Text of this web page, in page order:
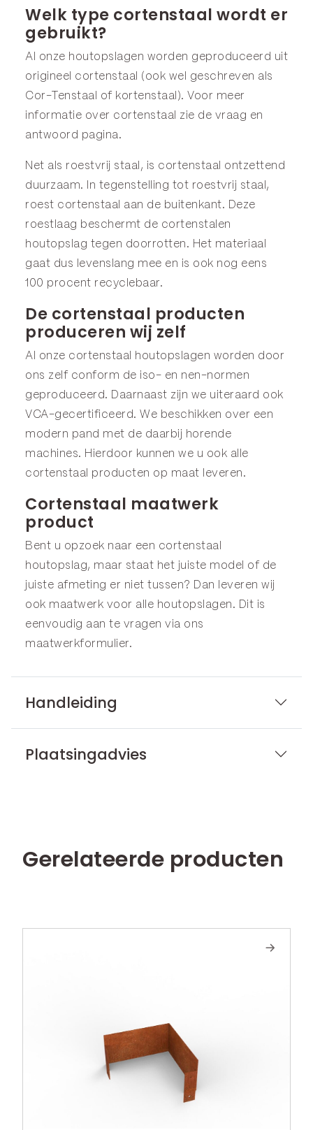
Welk type cortenstaal wordt er
gebruikt?
Al onze houtopslagen worden geproduceerd uit
origineel cortenstaal (ook wel geschreven als
Cor-Tenstaal of kortenstaal). Voor meer
informatie over cortenstaal zie de vraag en
antwoord pagina.
Net als roestvrij staal, is cortenstaal ontzettend
duurzaam. In tegenstelling tot roestvrij staal,
roest cortenstaal aan de buitenkant. Deze
roestlaag beschermt de cortenstalen
houtopslag tegen doorrotten. Het materiaal
gaat dus levenslang mee en is ook nog eens
100 procent recyclebaar.
De cortenstaal producten
produceren wij zelf
Al onze cortenstaal houtopslagen worden door
ons zelf conform de iso- en nen-normen
geproduceerd. Daarnaast zijn we uiteraard ook
VCA-gecertificeerd. We beschikken over een
modern pand met de daarbij horende
machines. Hierdoor kunnen we u ook alle
cortenstaal producten op maat leveren.
Cortenstaal maatwerk
product
Bent u opzoek naar een cortenstaal
houtopslag, maar staat het juiste model of de
juiste afmeting er niet tussen? Dan leveren wij
ook maatwerk voor alle houtopslagen. Dit is
eenvoudig aan te vragen via ons
maatwerkformulier.
Handleiding
Plaatsingadvies
Gerelateerde producten